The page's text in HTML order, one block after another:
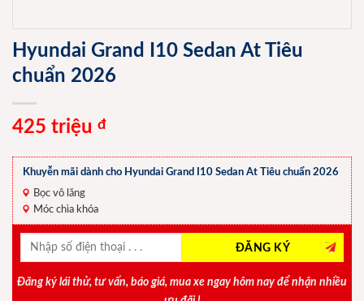
Hyundai Grand I10 Sedan At Tiêu
chuẩn 2026
425 triệu đ
Khuyễn mãi dành cho Hyundai Grand I10 Sedan At Tiêu chuẩn 2026
Bọc vô lăng
Móc chìa khóa
Đăng ký lái thử, tư vấn, báo giá, mua xe ngay hôm nay để nhận nhiều